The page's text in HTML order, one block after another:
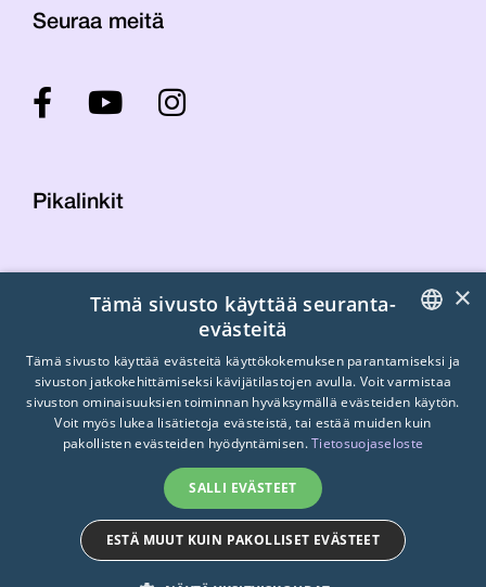
Seuraa meitä
Pikalinkit
Laskutustiedot
Tietosuojaseloste
Turvallisemman tilan periaatteet
© 2026 STTK. Made with ❤ byAvoin.Systems
FINNISH
SWEDISH
×
Tämä sivusto käyttää seuranta-
evästeitä
Tämä sivusto käyttää evästeitä käyttökokemuksen parantamiseksi ja
sivuston jatkokehittämiseksi kävijätilastojen avulla. Voit varmistaa
sivuston ominaisuuksien toiminnan hyväksymällä evästeiden käytön.
Voit myös lukea lisätietoja evästeistä, tai estää muiden kuin
pakollisten evästeiden hyödyntämisen.Tietosuojaseloste
SALLI EVÄSTEET
ESTÄ MUUT KUIN PAKOLLISET EVÄSTEET